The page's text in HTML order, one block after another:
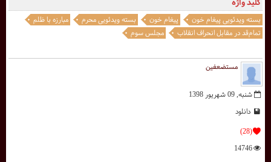
مستضعفین
شنبه, 09 شهریور 1398
دانلود
(28)
14746
بسته ویدئویی پیغام خون پیغام خون بسته ویدئویی محرم
مبارزه با ظلم
تمام‌قد در مقابل انحراف انقلاب
مجلس سوم